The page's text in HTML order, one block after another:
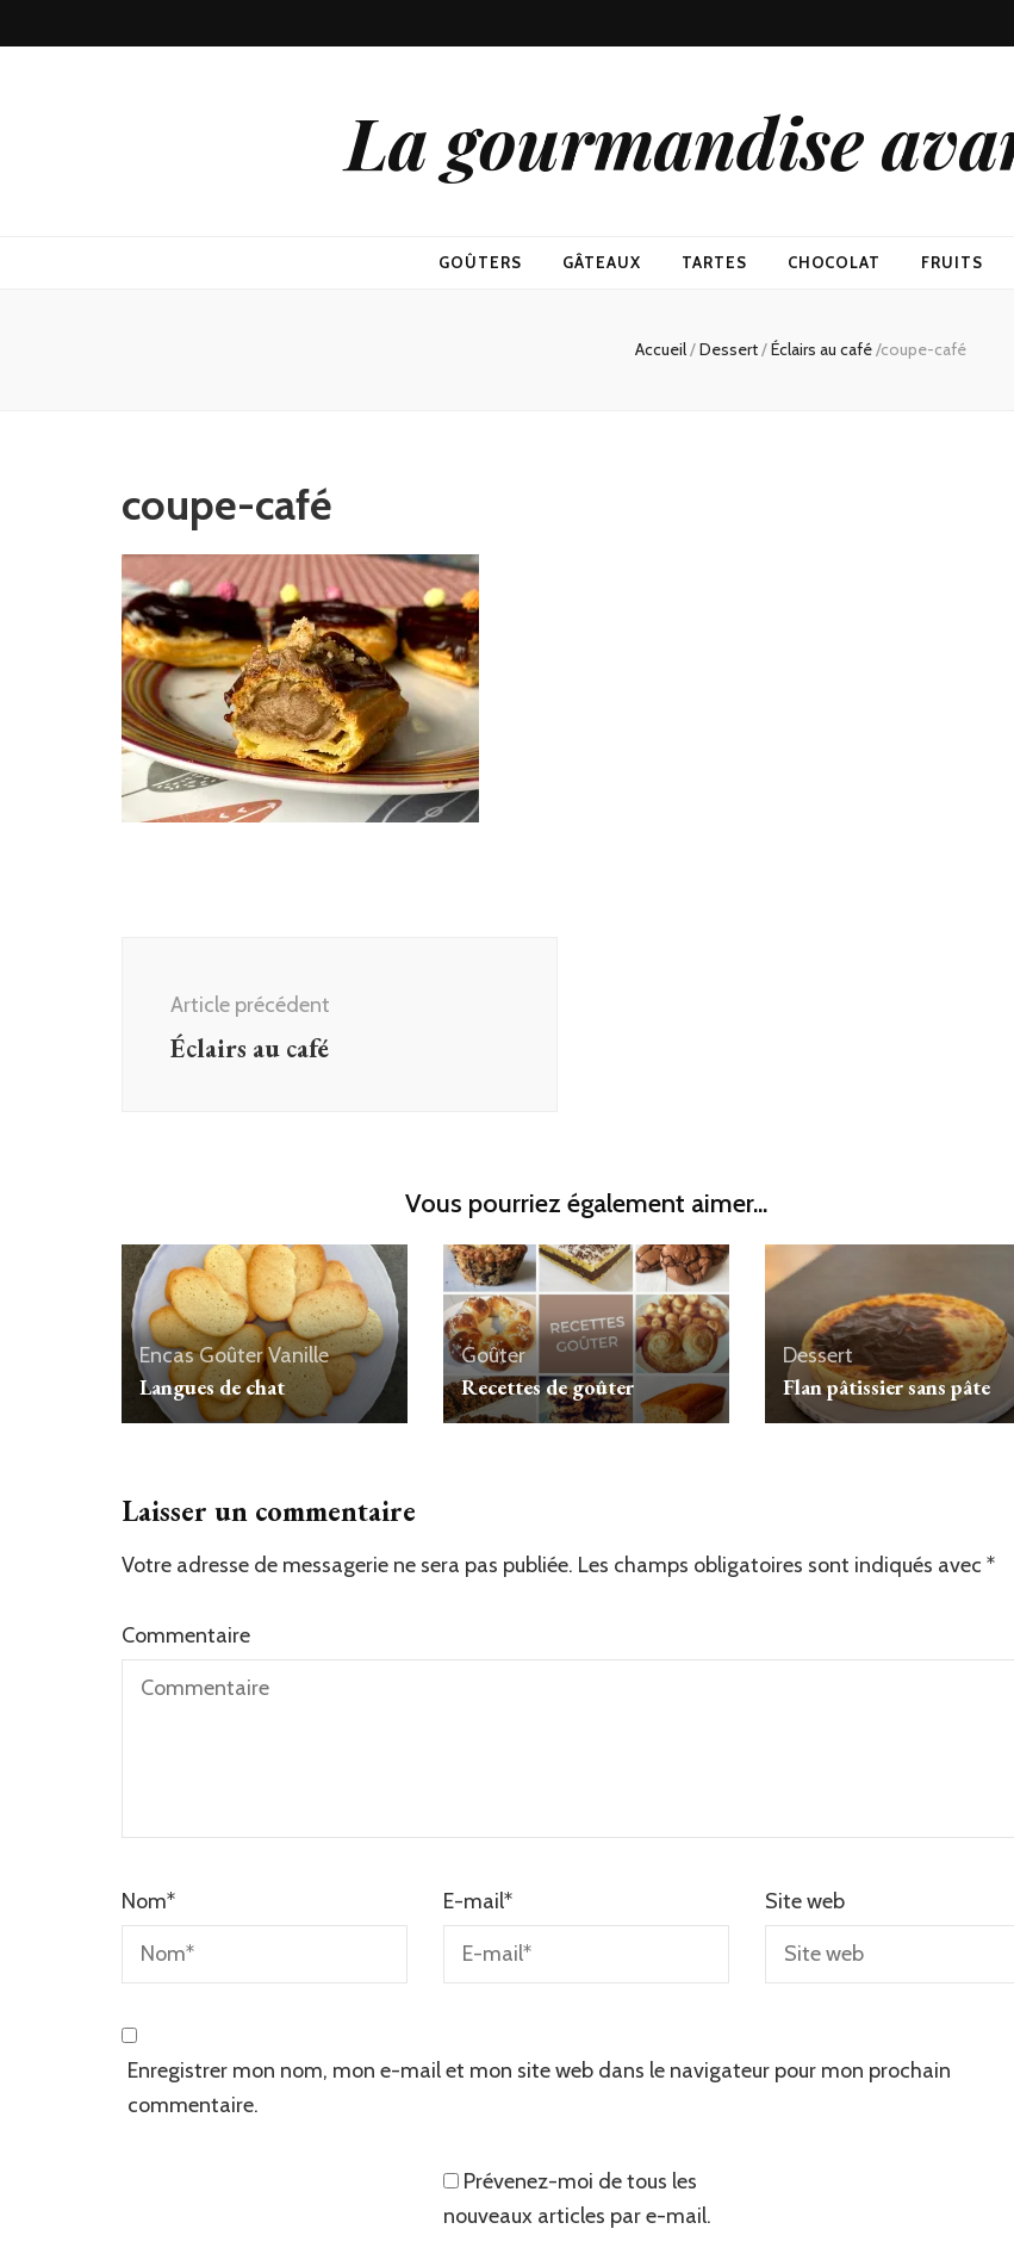
La gourmandise
GOÛTERS GÂTEAUX TARTES CHOCOLAT FRUITS
Accueil/Dessert/Éclairs au café/coupe-café
coupe-café
d'article
Article précédent
Éclairs au café
Vous pourriez également aimer...
EncasGoûterVanille
Langues de chat
Goûter
Recettes de goûter
Dessert
Flan pâtissier sans pâte
Laisser un commentaire
Votre adresse de messagerie ne sera pas publiée. Les champs obligatoires sont indiqués avec *
Commentaire
Nom* E-mail* Site web
Enregistrer mon nom, mon e-mail et mon site web dans le navigateur pour mon prochain
commentaire.
Prévenez-moi de tous les
nouveaux articles par e-mail.